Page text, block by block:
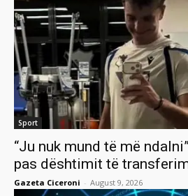
Sport
“Ju nuk mund të më
pas dështimit të
Gazeta Ciceroni - August 9, 2026